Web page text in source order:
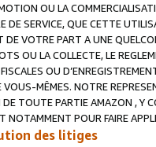
OU LA
DE SERVICE, QUE CETTE
VOTRE PART A UNE
OU LA COLLECTE, LE
OU
MÊMES. NOTRE
TOUTE PARTIE AMAZON , Y
POUR FAIRE
des litiges